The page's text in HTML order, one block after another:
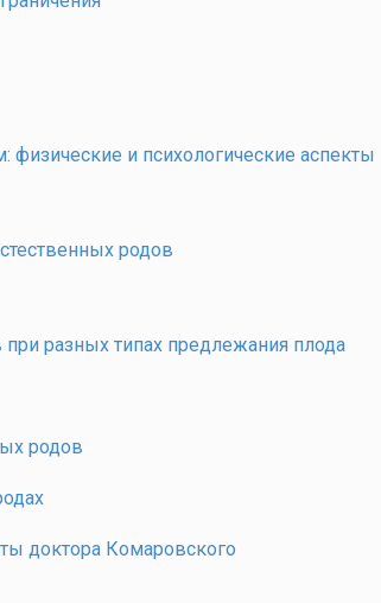
физические и психологические аспекты
родов
разных типах предлежания плода
родов
доктора Комаровского